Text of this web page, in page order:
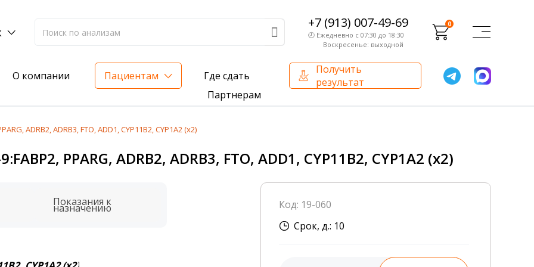
+7 (913) 007-49-69
🕗 Ежедневно с 07:30 до 18:30
Воскресенье: выходной
0
О компании Пациентам
Где сдать
Партнерам
Получить
результат
на жирорастворимые витамины — всего 3 999 ₽
для проверки на наличие инфекций
Сертификаты и лицензии
Внутренний аудит
Сотрудники лаборатории
Франчайзинг
ADRB2, ADRB3, FTO, ADD1, CYP11B2, CYP1A2 (х2)
PPARG, ADRB2, ADRB3, FTO, ADD1, CYP11B2, CYP1A2 (х2)
Показания к
назначению
Код: 19-060
Срок, д.: 10